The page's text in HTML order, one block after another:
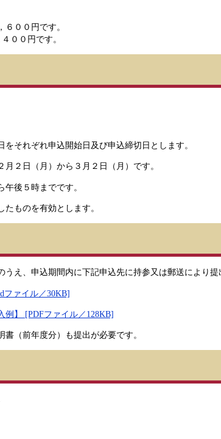
００円です。
００円です。
それぞれ申込開始日及び申込締切日とします。
２日（月）から３月２日（月）です。
後５時までです。
ものを有効とします。
、申込期間内に下記申込先に持参又は郵送により提
ファイル／30KB]
例】 [PDFファイル／128KB]
（前年度分）も提出が必要です。